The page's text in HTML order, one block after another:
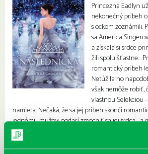
Princezná Eadlyn
nekonečný príbeh
s ockom zoznámili.
sa America
a získala si srdce
žili spolu šťastne…
romantický príbeh
Netúžila ho
však nemôže robiť,
vlastnou Selekciou
namieta. Nečaká, že sa jej príbeh skončí
jednému mužovi podarí zmocniť sa jej srdca… a
„šťastne a naveky“ nie je len tajným želaním.